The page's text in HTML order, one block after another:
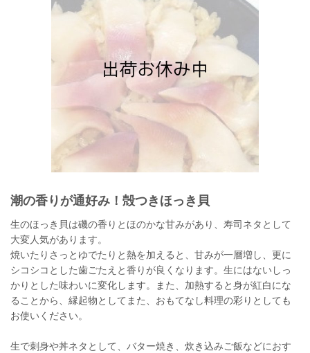
潮の香りが通好み！殻つきほっき貝
生のほっき貝は磯の香りとほのかな甘みがあり、寿司ネタとして
大変人気があります。
焼いたりさっとゆでたりと熱を加えると、甘みが一層増し、更に
シコシコとした歯ごたえと香りが良くなります。生にはないしっ
かりとした味わいに変化します。また、加熱すると身が紅白にな
ることから、縁起物としてまた、おもてなし料理の彩りとしても
お使いください。
生で刺身や丼ネタとして、バター焼き、炊き込みご飯などにおす